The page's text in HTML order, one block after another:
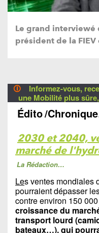
Le grand interviewé
président de la
🛈
Informez-vous,
une Mobilité plus
Édito/
2030 et 2040,
marché de
La Rédaction…
Les ventes mondiales
pourraient dépasser
contre environ 150
croissance du
transport lourd
bateaux…), qui